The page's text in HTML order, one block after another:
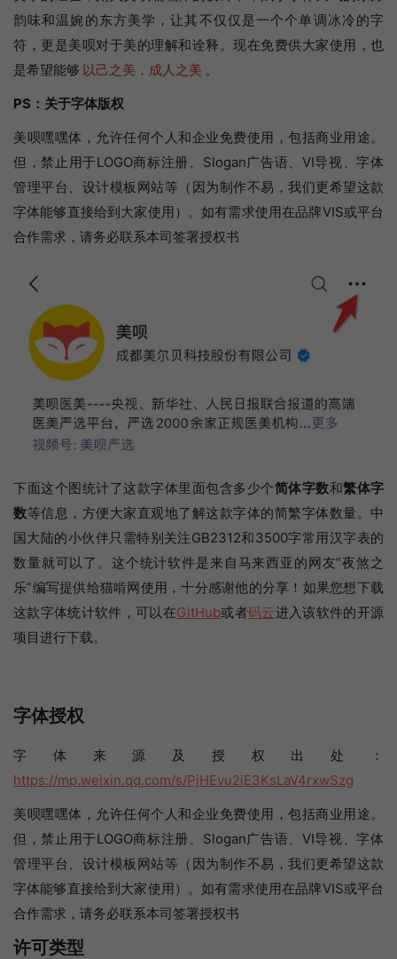
韵味和温婉的东方美学，让其不仅仅是一个个单调冰冷的字
符，更是美呗对于美的理解和诠释。现在免费供大家使用，也
是希望能够 以己之美，成人之美 。
PS：关于字体版权
美呗嘿嘿体，允许任何个人和企业免费使用，包括商业用途。
但，禁止用于LOGO商标注册、Slogan广告语、VI导视、字体
管理平台、设计模板网站等（因为制作不易，我们更希望这款
字体能够直接给到大家使用）。如有需求使用在品牌VIS或平台
合作需求，请务必联系本司签署授权书
下面这个图统计了这款字体里面包含多少个简体字数和繁体字
数等信息，方便大家直观地了解这款字体的简繁字体数量。中
国大陆的小伙伴只需特别关注GB2312和3500字常用汉字表的
数量就可以了。这个统计软件是来自马来西亚的网友“夜煞之
乐”编写提供给猫啃网使用，十分感谢他的分享！如果您想下载
这款字体统计软件，可以在GitHub或者码云进入该软件的开源
项目进行下载。
字体授权
字体来源及授权出处：
https://mp.weixin.qq.com/s/PjHEvu2iE3KsLaV4rxwSzg
美呗嘿嘿体，允许任何个人和企业免费使用，包括商业用途。
但，禁止用于LOGO商标注册、Slogan广告语、VI导视、字体
管理平台、设计模板网站等（因为制作不易，我们更希望这款
字体能够直接给到大家使用）。如有需求使用在品牌VIS或平台
合作需求，请务必联系本司签署授权书
许可类型